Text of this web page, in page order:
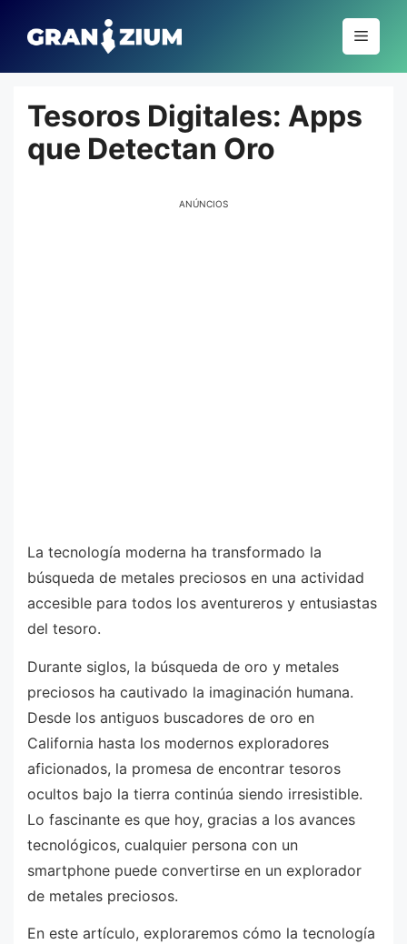
para
conteúdo
Menu
Tesoros Digitales: Apps
que Detectan Oro
ANÚNCIOS
La tecnología moderna ha transformado la
búsqueda de metales preciosos en una actividad
accesible para todos los aventureros y entusiastas
del tesoro.
Durante siglos, la búsqueda de oro y metales
preciosos ha cautivado la imaginación humana.
Desde los antiguos buscadores de oro en
California hasta los modernos exploradores
aficionados, la promesa de encontrar tesoros
ocultos bajo la tierra continúa siendo irresistible.
Lo fascinante es que hoy, gracias a los avances
tecnológicos, cualquier persona con un
smartphone puede convertirse en un explorador
de metales preciosos.
En este artículo, exploraremos cómo la tecnología